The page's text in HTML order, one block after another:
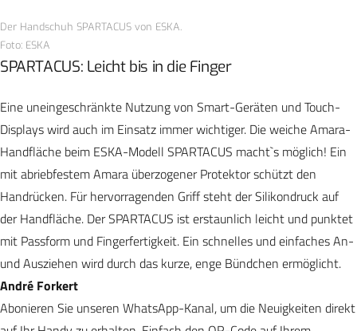
Der Handschuh SPARTACUS von ESKA.
Foto: ESKA
SPARTACUS: Leicht bis in die Finger
Eine uneingeschränkte Nutzung von Smart-Geräten und Touch-
Displays wird auch im Einsatz immer wichtiger. Die weiche Amara-
Handfläche beim ESKA-Modell SPARTACUS macht`s möglich! Ein
mit abriebfestem Amara überzogener Protektor schützt den
Handrücken. Für hervorragenden Griff steht der Silikondruck auf
der Handfläche. Der SPARTACUS ist erstaunlich leicht und punktet
mit Passform und Fingerfertigkeit. Ein schnelles und einfaches An-
und Ausziehen wird durch das kurze, enge Bündchen ermöglicht.
André Forkert
Abonieren Sie unseren WhatsApp-Kanal, um die Neuigkeiten direkt